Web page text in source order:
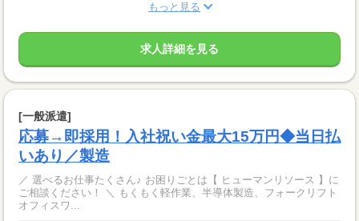
もっと見る
求人詳細を見る
[一般派遣]
応募→即採用！入社祝い金最大15万円◆当日払
いあり／製造
／ 選べるお仕事たくさん♪ お困りごとは【 ヒューマンリソース 】に
ご相談ください！ ＼ もくもく軽作業、半導体製造、フォークリフト
オフィスワ...